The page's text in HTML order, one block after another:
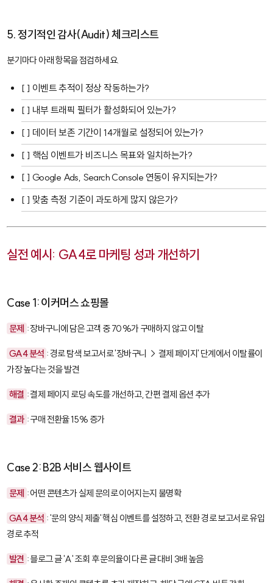
5. 정기적인 감사(Audit) 체크리스트
분기마다 아래 항목을 점검하세요.
[ ] 이벤트 추적이 정상 작동하는가?
[ ] 내부 트래픽 필터가 활성화되어 있는가?
[ ] 데이터 보존 기간이 14개월로 설정되어 있는가?
[ ] 핵심 이벤트가 비즈니스 목표와 일치하는가?
[ ] Google Ads, Search Console 연동이 유지되는가?
[ ] 맞춤 측정 기준이 과도하게 많지 않은가?
실전 예시: GA4로 마케팅 성과 개선하기
Case 1: 이커머스 쇼핑몰
문제 : 장바구니에 담은 고객 중 70%가 구매하지 않고 이탈
GA4 분석 : 경로 탐색 보고서로 '장바구니 → 결제 페이지' 단계에서 이탈률이
가장 높다는 것을 발견
해결 : 결제 페이지 로딩 속도를 개선하고, 간편 결제 옵션 추가
결과 : 구매 전환율 15% 증가
Case 2: B2B 서비스 웹사이트
문제 : 어떤 콘텐츠가 실제 문의로 이어지는지 불명확
GA4 분석 : '문의 양식 제출' 핵심 이벤트를 설정하고, 전환 경로 보고서로 유입
경로 추적
발견 : 블로그 글 'A' 조회 후 문의율이 다른 글 대비 3배 높음